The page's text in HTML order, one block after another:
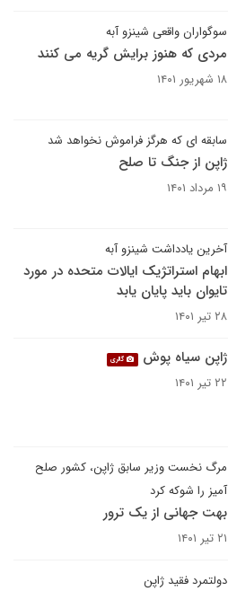
سوگواران واقعی شینزو آبه
مردی که هنوز برایش گریه می کنند
۱۸ شهریور ۱۴۰۱
سابقه ای که هرگز فراموش نخواهد شد
ژاپن از جنگ تا صلح
۱۹ مرداد ۱۴۰۱
آخرین یادداشت شینزو آبه
ابهام استراتژیک ایالات متحده در مورد
تایوان باید پایان یابد
۲۸ تیر ۱۴۰۱
ژاپن سیاه پوش گالری
۲۲ تیر ۱۴۰۱
مرگ نخست وزیر سابق ژاپن، کشور صلح
آمیز را شوکه کرد
بهت جهانی از یک ترور
۲۱ تیر ۱۴۰۱
دولتمرد فقید ژاپن